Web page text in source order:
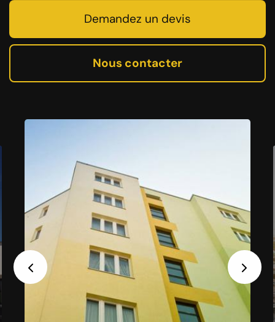
Demandez un devis
Nous contacter
Next